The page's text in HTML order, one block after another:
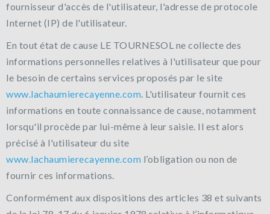
fournisseur d'accès de l'utilisateur, l'adresse de protocole
Internet (IP) de l'utilisateur.
En tout état de cause LE TOURNESOL ne collecte des
informations personnelles relatives à l'utilisateur que pour
le besoin de certains services proposés par le site
www.lachaumierecayenne.com. L'utilisateur fournit ces
informations en toute connaissance de cause, notamment
lorsqu'il procède par lui-même à leur saisie. Il est alors
précisé à l'utilisateur du site
www.lachaumierecayenne.com l’obligation ou non de
fournir ces informations.
Conformément aux dispositions des articles 38 et suivants